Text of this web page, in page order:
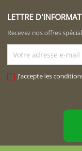
LETTRE
Recevez nos offres
J'accepte les